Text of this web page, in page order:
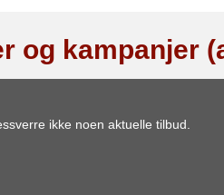
og kampanjer
ikke noen aktuelle tilbud.